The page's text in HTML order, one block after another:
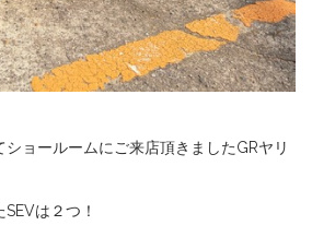
ョールームにご来店頂きましたGRヤリ
は２つ！